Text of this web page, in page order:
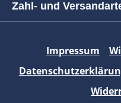
Zahl- und
Impressum